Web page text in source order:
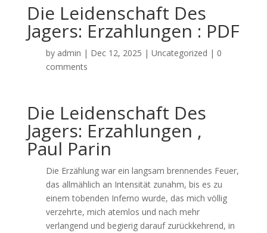
Die Leidenschaft Des
Jagers: Erzahlungen : PDF
by admin | Dec 12, 2025 | Uncategorized | 0
comments
Die Leidenschaft Des
Jagers: Erzahlungen ,
Paul Parin
Die Erzählung war ein langsam brennendes Feuer,
das allmählich an Intensität zunahm, bis es zu
einem tobenden Inferno wurde, das mich völlig
verzehrte, mich atemlos und nach mehr
verlangend und begierig darauf zurückkehrend, in